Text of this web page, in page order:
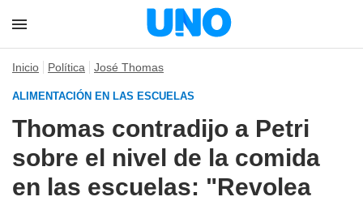
Inicio Política José Thomas
ALIMENTACIÓN EN LAS ESCUELAS
Thomas contradijo a Petri
sobre el nivel de la comida
en las escuelas: "Revolea